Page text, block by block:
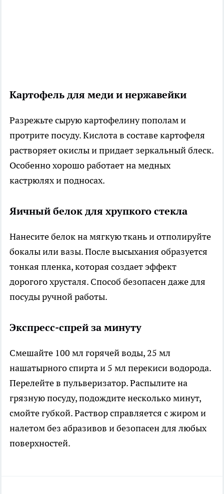
Картофель для меди и нержавейки
Разрежьте сырую картофелину пополам и
протрите посуду. Кислота в составе картофеля
растворяет окислы и придает зеркальный блеск.
Особенно хорошо работает на медных
кастрюлях и подносах.
Яичный белок для хрупкого стекла
Нанесите белок на мягкую ткань и отполируйте
бокалы или вазы. После высыхания образуется
тонкая пленка, которая создает эффект
дорогого хрусталя. Способ безопасен даже для
посуды ручной работы.
Экспресс-спрей за минуту
Смешайте 100 мл горячей воды, 25 мл
нашатырного спирта и 5 мл перекиси водорода.
Перелейте в пульверизатор. Распылите на
грязную посуду, подождите несколько минут,
смойте губкой. Раствор справляется с жиром и
налетом без абразивов и безопасен для любых
поверхностей.